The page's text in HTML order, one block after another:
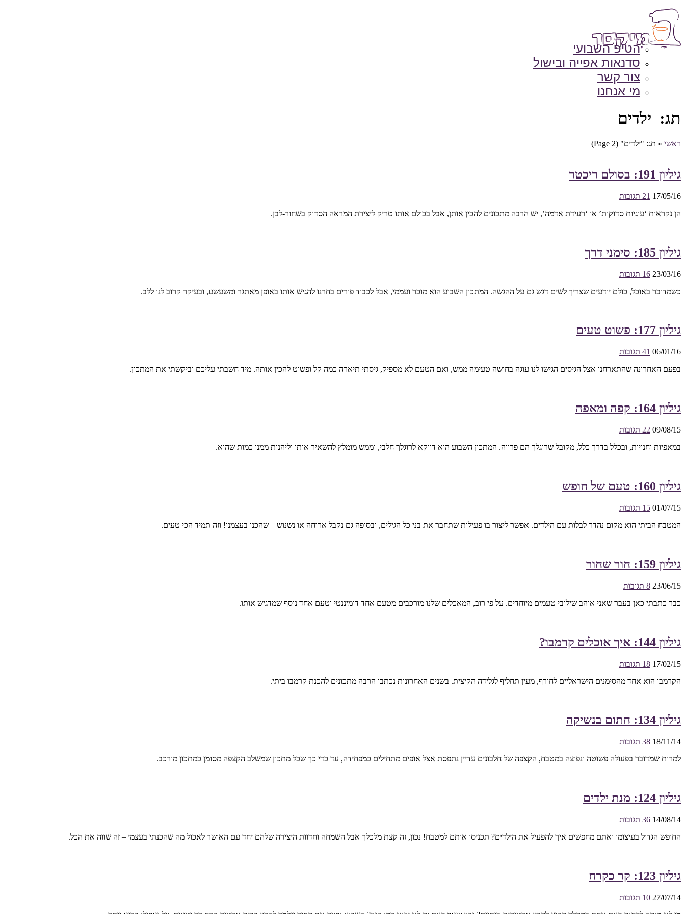
הטיפ השבועי
סדנאות אפייה ובישול
צור קשר
מי אנחנו
תג: ילדים
ראשי » תג: "ילדים" (Page 2)
גיליון 191: בסולם ריכטר
17/05/16 21 תגובות
הן נקראות ‘עוגיות סדוקות’ או ‘רעידת אדמה’, יש הרבה מתכונים להכין אותן, אבל בכולם אותו טריק ליצירת המראה הסדוק בשחור-לבן.
גיליון 185: סימני דרך
23/03/16 16 תגובות
כשמדובר באוכל, כולם יודעים שצריך לשים דגש גם על ההגשה. המתכון השבוע הוא מוכר ועממי, אבל לכבוד פורים בחרנו להגיש אותו באופן מאתגר ומשעשע, ובעיקר קרוב לנו ללב.
גיליון 177: פשוט טעים
06/01/16 41 תגובות
בפעם האחרונה שהתארחנו אצל הגיסים הגישו לנו עוגה בחושה טעימה ממש, ואם הטעם לא מספיק, גיסתי תיארה כמה קל ופשוט להכין אותה. מיד חשבתי עליכם וביקשתי את המתכון.
גיליון 164: קפה ומאפה
09/08/15 22 תגובות
במאפיות וחנויות, ובכלל בדרך כלל, מקובל שרוגלך הם פרווה. המתכון השבוע הוא דווקא לרוגלך חלבי, וממש מומלץ להשאיר אותו וליהנות ממנו כמות שהוא.
גיליון 160: טעם של חופש
01/07/15 15 תגובות
המטבח הביתי הוא מקום נהדר לבלות עם הילדים. אפשר ליצור בו פעילות שתחבר את בני כל הגילים, ובסופה גם נקבל ארוחה או נשנוש – שהכנו בעצמנו! וזה תמיד הכי טעים.
גיליון 159: חור שחור
23/06/15 8 תגובות
כבר כתבתי כאן בעבר שאני אוהב שילובי טעמים מיוחדים. על פי רוב, המאכלים שלנו מורכבים מטעם אחד דומיננטי וטעם אחד נוסף שמדגיש אותו.
גיליון 144: איך אוכלים קרמבו?
17/02/15 18 תגובות
הקרמבו הוא אחד מהסימנים הישראליים לחורף, מעין תחליף לגלידה הקיצית. בשנים האחרונות נכתבו הרבה מתכונים להכנת קרמבו ביתי.
גיליון 134: חתום בנשיקה
18/11/14 38 תגובות
למרות שמדובר בפעולה פשוטה ונפוצה במטבח, הקצפה של חלבונים עדיין נתפסת אצל אופים מתחילים כמפחידה, עד כדי כך שכל מתכון שמשלב הקצפה מסומן כמתכון מורכב.
גיליון 124: מנת ילדים
14/08/14 36 תגובות
החופש הגדול בעיצומו ואתם מחפשים איך להפעיל את הילדים? תכניסו אותם למטבח! נכון, זה קצת מלכלך אבל השמחה וחדוות היצירה שלהם יחד עם האושר לאכול מה שהכנתי בעצמי – זה שווה את הכל.
גיליון 123: קר כקרח
27/07/14 10 תגובות